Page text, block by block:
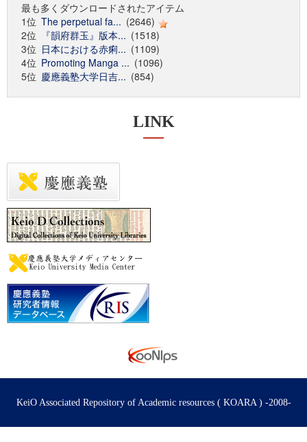
最も多くダウンロードされたアイテム
1位 The perpetual fa... (2646)
2位
『韻府群玉』版本... (1518)
3位 日本における赤痢... (1109)
4位 Promoting Manga ... (1096)
5位 慶應義塾大学日吉... (854)
LINK
KeiO Associated Repository of Academic resources ( KOARA ) -2008-